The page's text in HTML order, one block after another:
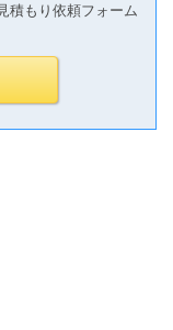
積もり依頼フォーム